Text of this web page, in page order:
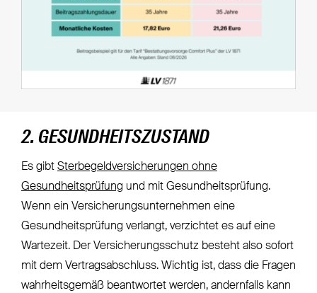
2. GESUNDHEITSZUSTAND
Es gibt Sterbegeldversicherungen ohne
Gesundheitsprüfung und mit Gesundheitsprüfung.
Wenn ein Versicherungsunternehmen eine
Gesundheitsprüfung verlangt, verzichtet es auf eine
Wartezeit. Der Versicherungsschutz besteht also sofort
mit dem Vertragsabschluss. Wichtig ist, dass die Fragen
wahrheitsgemäß beantwortet werden, andernfalls kann